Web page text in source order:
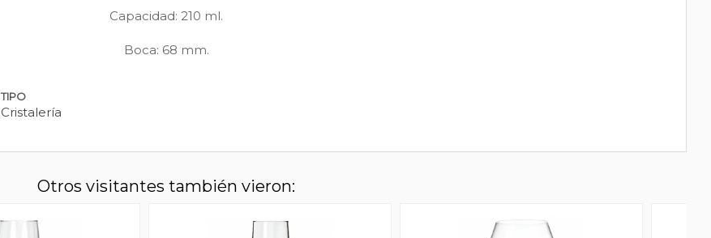
Capacidad: 210 ml.
Boca: 68 mm.
TIPO
Cristalería
Otros visitantes también vieron: